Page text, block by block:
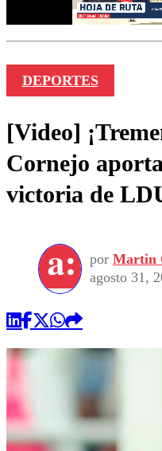
DEPORTES
[Video]
Cornejo
victoria de
por Martin
agosto 31,